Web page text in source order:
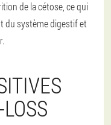
de la cétose, ce qui
du système digestif et